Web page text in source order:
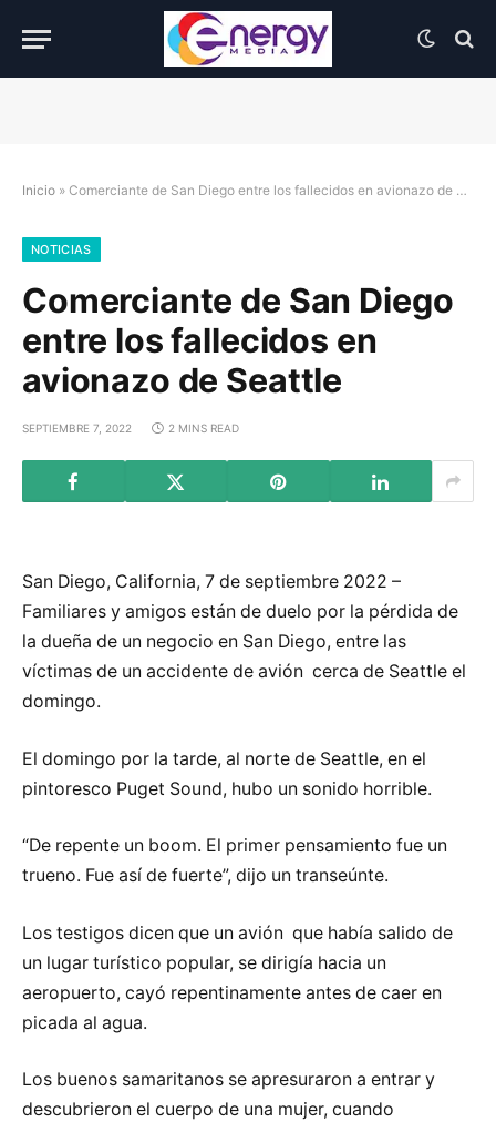
Inicio » Comerciante de San Diego entre los fallecidos en avionazo de Seattle
NOTICIAS
Comerciante de San Diego
entre los fallecidos en
avionazo de Seattle
SEPTIEMBRE 7, 2022 2 MINS READ
San Diego, California, 7 de septiembre 2022 –
Familiares y amigos están de duelo por la pérdida de
la dueña de un negocio en San Diego, entre las
víctimas de un accidente de avión cerca de Seattle el
domingo.
El domingo por la tarde, al norte de Seattle, en el
pintoresco Puget Sound, hubo un sonido horrible.
“De repente un boom. El primer pensamiento fue un
trueno. Fue así de fuerte”, dijo un transeúnte.
Los testigos dicen que un avión que había salido de
un lugar turístico popular, se dirigía hacia un
aeropuerto, cayó repentinamente antes de caer en
picada al agua.
Los buenos samaritanos se apresuraron a entrar y
descubrieron el cuerpo de una mujer, cuando